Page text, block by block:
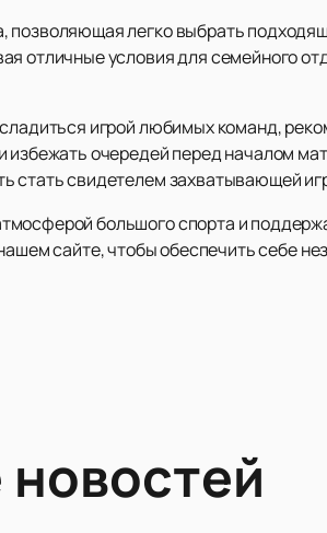
позволяющая легко выбрать
отличные условия для семейного
игрой любимых команд,
очередей перед началом
стать свидетелем захватывающей
большого спорта и
сайте, чтобы обеспечить себе